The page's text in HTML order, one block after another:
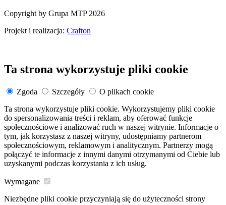
Copyright by Grupa MTP 2026
Projekt i realizacja: Crafton
Ta strona wykorzystuje pliki cookie
Zgoda Szczegóły
O plikach cookie
Ta strona wykorzystuje pliki cookie. Wykorzystujemy pliki cookie
do spersonalizowania treści i reklam, aby oferować funkcje
społecznościowe i analizować ruch w naszej witrynie. Informacje o
tym, jak korzystasz z naszej witryny, udostępniamy partnerom
społecznościowym, reklamowym i analitycznym. Partnerzy mogą
połączyć te informacje z innymi danymi otrzymanymi od Ciebie lub
uzyskanymi podczas korzystania z ich usług.
Wymagane
Niezbędne pliki cookie przyczyniają się do użyteczności strony